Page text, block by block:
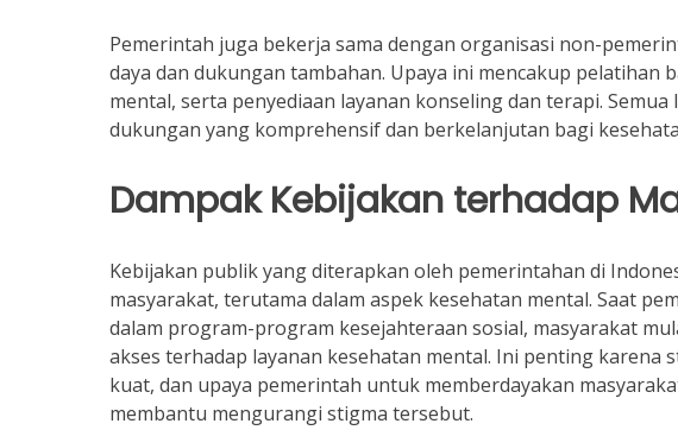
Pemerintah juga bekerja sama dengan organisasi non-
daya dan dukungan tambahan. Upaya ini mencakup pelatihan
mental, serta penyediaan layanan konseling dan terapi.
dukungan yang komprehensif dan berkelanjutan bagi
Dampak Kebijakan terhadap
Kebijakan publik yang diterapkan oleh pemerintahan di
masyarakat, terutama dalam aspek kesehatan mental. Saat
dalam program-program kesejahteraan sosial, masyarakat
akses terhadap layanan kesehatan mental. Ini penting karena
kuat, dan upaya pemerintah untuk memberdayakan
membantu mengurangi stigma tersebut.